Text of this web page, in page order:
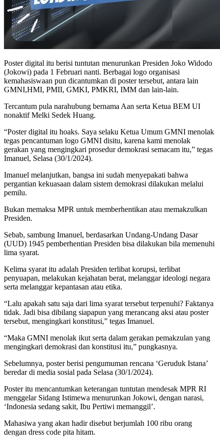
Poster digital itu berisi tuntutan menurunkan Presiden Joko Widodo
(Jokowi) pada 1 Februari nanti. Berbagai logo organisasi
kemahasiswaan pun dicantumkan di poster tersebut, antara lain
GMNI,HMI, PMII, GMKI, PMKRI, IMM dan lain-lain.
Tercantum pula narahubung bernama Aan serta Ketua BEM UI
nonaktif Melki Sedek Huang.
“Poster digital itu hoaks. Saya selaku Ketua Umum GMNI menolak
tegas pencantuman logo GMNI disitu, karena kami menolak
gerakan yang mengingkari prosedur demokrasi semacam itu,” tegas
Imanuel, Selasa (30/1/2024).
Imanuel melanjutkan, bangsa ini sudah menyepakati bahwa
pergantian kekuasaan dalam sistem demokrasi dilakukan melalui
pemilu.
Bukan memaksa MPR untuk memberhentikan atau memakzulkan
Presiden.
Sebab, sambung Imanuel, berdasarkan Undang-Undang Dasar
(UUD) 1945 pemberhentian Presiden bisa dilakukan bila memenuhi
lima syarat.
Kelima syarat itu adalah Presiden terlibat korupsi, terlibat
penyuapan, melakukan kejahatan berat, melanggar ideologi negara
serta melanggar kepantasan atau etika.
“Lalu apakah satu saja dari lima syarat tersebut terpenuhi? Faktanya
tidak. Jadi bisa dibilang siapapun yang merancang aksi atau poster
tersebut, mengingkari konstitusi,” tegas Imanuel.
“Maka GMNI menolak ikut serta dalam gerakan pemakzulan yang
mengingkari demokrasi dan konstitusi itu,” pungkasnya.
Sebelumnya, poster berisi pengumuman rencana ‘Geruduk Istana’
beredar di media sosial pada Selasa (30/1/2024).
Poster itu mencantumkan keterangan tuntutan mendesak MPR RI
menggelar Sidang Istimewa menurunkan Jokowi, dengan narasi,
‘Indonesia sedang sakit, Ibu Pertiwi memanggil’.
Mahasiwa yang akan hadir disebut berjumlah 100 ribu orang
dengan dress code pita hitam.